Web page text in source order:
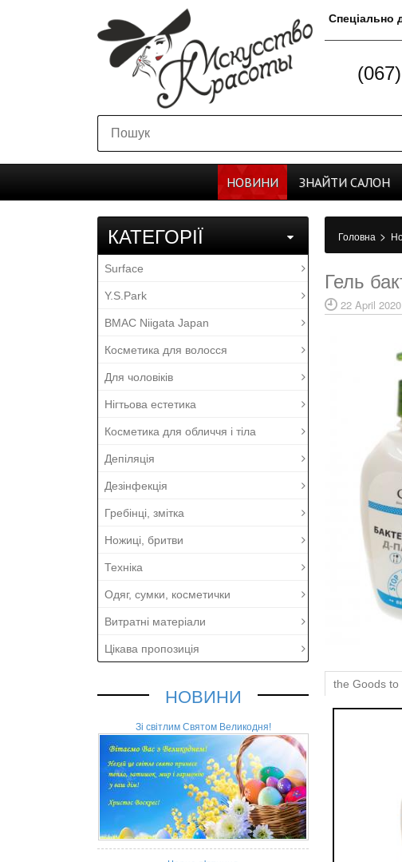
Спеціально
НОВИНИ ЗНАЙТИ CАЛОН
КАТЕГОРІЇ
Surface
Y.S.Park
BMAC Niigata Japan
Косметика для волосся
Для чоловіків
Нігтьова естетика
Косметика для обличчя і тіла
Депіляція
Дезінфекція
Гребінці, змітка
Ножиці, бритви
Техніка
Одяг, сумки, косметички
Витратні матеріали
Цікава пропозиція
НОВИНИ
Зі світлим Святом Великодня!
Головна >
Гель
22 April
the Goods